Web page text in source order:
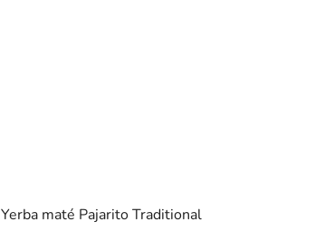
Yerba maté Pajarito Traditional